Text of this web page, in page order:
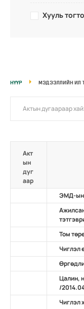
Хууль
НҮҮР МЭДЭЭЛЛИЙН ИЛ
Акт
ын
дуг
аар
ЭМД-ын
Том
Чиглэл
Цалин,
/
Чиглэл